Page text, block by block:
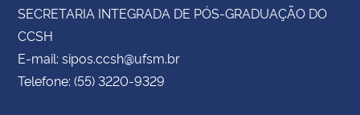
SECRETARIA INTEGRADA DE PÓS-GRADUAÇÃO DO
CCSH
E-mail: sipos.ccsh@ufsm.br
Telefone: (55) 3220-9329